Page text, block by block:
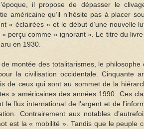
il propose de dépasser le
américaine qu’il n’hésite pas à placer
« éclairées » et le début d’une nouvelle
perçu comme « ignorant ». Le titre du
en 1930.
montée des totalitarismes, le
la civilisation occidentale. Cinquante
de ceux qui sont au sommet de la
» américaines des années 1990. Ces
le flux international de l’argent et de
Contrairement aux notables
est la « mobilité ». Tandis que le peuple